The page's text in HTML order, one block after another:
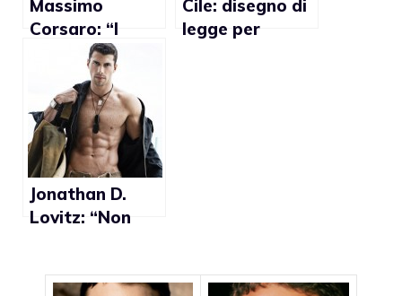
Massimo
Corsaro: “I
matrimoni gay
hanno causato
la crisi
economica in
Spagna”
Cile: disegno di
legge per
Jonathan D.
Lovitz: “Non
giurato